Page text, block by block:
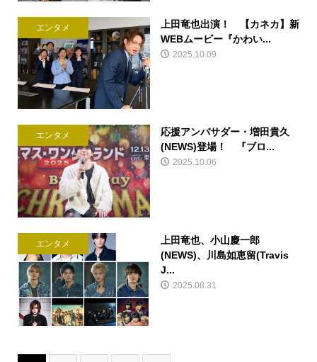
エンタメ
上田竜也出演！ 【カネカ】新
WEBムービー『かわい...
2025.10.09
エンタメ
応援アンバサダー・増田貴久
(NEWS)登場！ 『ブロ...
2025.10.06
エンタメ
上田竜也、小山慶一郎
(NEWS)、川島如恵留(Travis
J...
2025.08.31